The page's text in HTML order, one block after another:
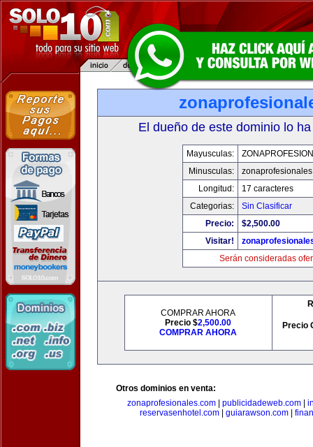
El dueño de este dominio lo
Mayusculas:
Minusculas:
Longitud:
17 caracteres
Categorias:
Sin Clasificar
Precio:
$2,500.00
Visitar!
Serán consideradas
COMPRAR AHORA
Precio $2,500.00
COMPRAR AHORA
Precio
Otros dominios en venta:
zonaprofesionales.com| publicidadeweb.com|
reservasenhotel.com
guiarawson.com